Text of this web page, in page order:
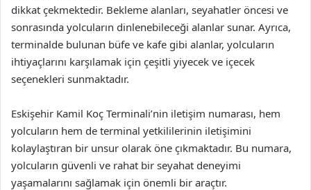
dikkat çekmektedir. Bekleme alanları, seyahatler öncesi ve
sonrasında yolcuların dinlenebileceği alanlar sunar. Ayrıca,
terminalde bulunan büfe ve kafe gibi alanlar, yolcuların
ihtiyaçlarını karşılamak için çeşitli yiyecek ve içecek
seçenekleri sunmaktadır.
Eskişehir Kamil Koç Terminali’nin iletişim numarası, hem
yolcuların hem de terminal yetkililerinin iletişimini
kolaylaştıran bir unsur olarak öne çıkmaktadır. Bu numara,
yolcuların güvenli ve rahat bir seyahat deneyimi
yaşamalarını sağlamak için önemli bir araçtır.